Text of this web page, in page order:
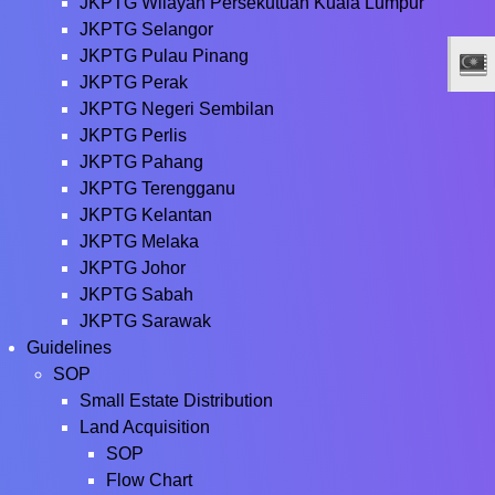
JKPTG Selangor
JKPTG Pulau Pinang
JKPTG Perak
JKPTG Negeri Sembilan
JKPTG Perlis
JKPTG Pahang
JKPTG Terengganu
JKPTG Kelantan
JKPTG Melaka
JKPTG Johor
JKPTG Sabah
JKPTG Sarawak
Guidelines
SOP
Small Estate Distribution
Land Acquisition
SOP
Flow Chart